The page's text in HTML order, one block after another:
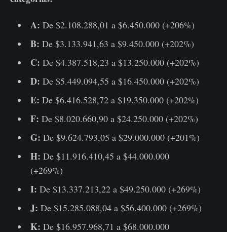
A: De $2.108.288,01 a $6.450.000 (+206%)
B: De $3.133.941,63 a $9.450.000 (+202%)
C: De $4.387.518,23 a $13.250.000 (+202%)
D: De $5.449.094,55 a $16.450.000 (+202%)
E: De $6.416.528,72 a $19.350.000 (+202%)
F: De $8.020.660,90 a $24.250.000 (+202%)
G: De $9.624.793,05 a $29.000.000 (+201%)
H: De $11.916.410,45 a $44.000.000
(+269%)
I: De $13.337.213,22 a $49.250.000 (+269%)
J: De $15.285.088,04 a $56.400.000 (+269%)
K: De $16.957.968,71 a $68.000.000